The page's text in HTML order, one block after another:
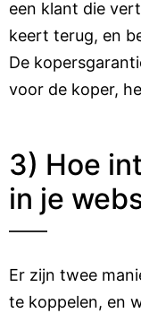
een klant die
keert terug, en
De
voor de koper,
3) Hoe
in je
Er zijn twee
te koppelen, en